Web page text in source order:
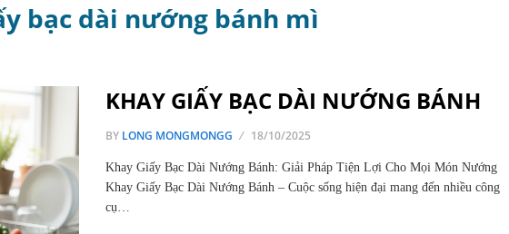
bạc dài nướng bánh mì
KHAY GIẤY BẠC DÀI NƯỚNG BÁNH
BY LONG MONGMONGG 18/10/2025
Khay Giấy Bạc Dài Nướng Bánh: Giải Pháp Tiện Lợi Cho Mọi Món Nướng
Khay Giấy Bạc Dài Nướng Bánh – Cuộc sống hiện đại mang đến nhiều công
cụ…